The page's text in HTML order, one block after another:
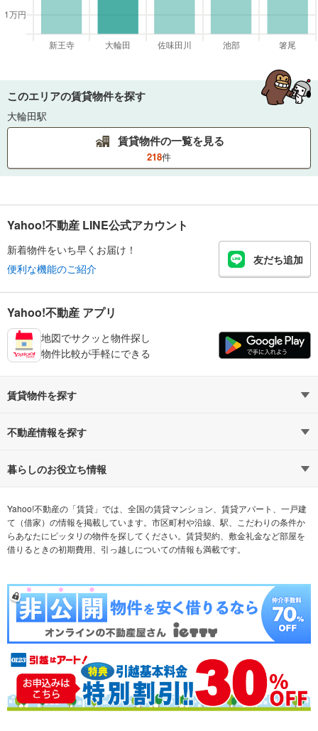
このエリアの賃貸物件を探す
大輪田駅
賃貸物件の一覧を見る
218件
Yahoo!不動産 LINE公式アカウント
新着物件をいち早くお届け！
便利な機能のご紹介
友だち追加
Yahoo!不動産 アプリ
地図でサクッと物件探し
物件比較が手軽にできる
賃貸物件を探す
路線・駅から探す
通勤時間から探す
不動産会社から探す 希望の条件から探す
テーマから探す ランキングから探す
不動産情報を探す
不動産・住宅
新築マンション 中古マンション
新築一戸建て 中古一戸建て
注文住宅 土地
売却査定
暮らしのお役立ち情報
マンションカタログ 教えて！住まいの先生
Yahoo!不動産の「賃貸」では、全国の賃貸マンション、賃貸アパート、一戸建
て（借家）の情報を掲載しています。市区町村や沿線、駅、こだわりの条件か
らあなたにピッタリの物件を探してください。賃貸契約、敷金礼金など部屋を
借りるときの初期費用、引っ越しについての情報も満載です。